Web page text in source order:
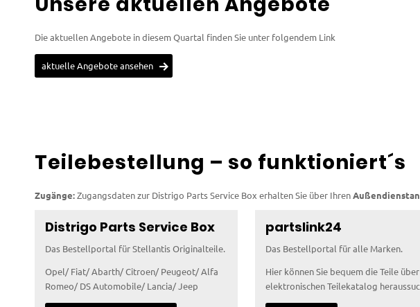
Die aktuellen Angebote in diesem Quartal finden Sie unter folgendem Link
aktuelle Angebote ansehen
Teilebestellung – so funktioniert´s
Zugänge:Zugangsdaten zur Distrigo Parts Service Box erhalten Sie über Ihren
Distrigo Parts Service Box
Das Bestellportal für Stellantis Originalteile.
Opel/ Fiat/ Abarth/ Citroen/ Peugeot/ Alfa
Romeo/ DS Automobile/ Lancia/ Jeep
partslink24
Das Bestellportal für alle Marken.
Hier können Sie bequem die Teile
elektronischen Teilekatalog